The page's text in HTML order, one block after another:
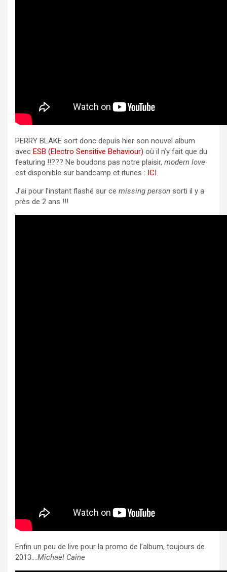
PERRY BLAKE sort donc depuis hier son nouvel album
avec ESB (Electro Sensitive Behaviour) où il n’y fait que du
featuring !!??? Ne boudons pas notre plaisir, modern love
est disponible sur bandcamp et itunes : ICI
J’ai pour l’instant flashé sur ce missing person sorti il y a
près de 2 ans !!!
Enfin un peu de live pour la promo de l’album, toujours de
2013….Michael Caine